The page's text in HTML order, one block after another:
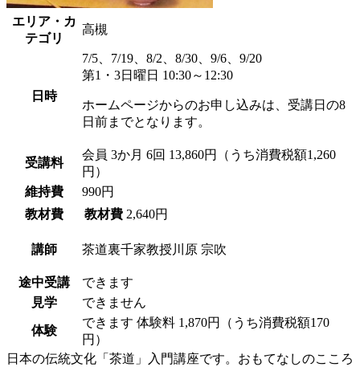
エリア・カ
テゴリ
高槻
日時
7/5、7/19、8/2、8/30、9/6、9/20
第1・3日曜日 10:30～12:30
ホームページからのお申し込みは、受講日の8
日前までとなります。
受講料
会員 3か月 6回 13,860円（うち消費税額1,260
円）
維持費
990円
教材費
教材費 2,640円
講師 茶道裏千家教授 川原 宗吹
途中受講
できます
見学
できません
体験
できます 体験料 1,870円（うち消費税額170
円）
日本の伝統文化「茶道」入門講座です。おもてなしのこころ